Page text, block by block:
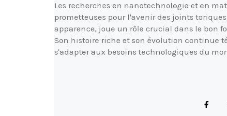
Les recherches en nanotechnologie et en
prometteuses pour l'avenir des joints
apparence, joue un rôle crucial dans le bon
Son histoire riche et son évolution continue
s'adapter aux besoins technologiques du